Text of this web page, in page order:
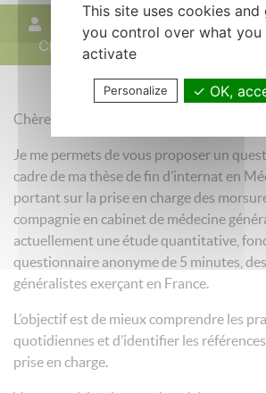
Clément
21 janvier 2026
Chère consœur, Cher confrère,
Je me permets de vous proposer un
cadre de ma thèse de fin d’internat en
portant sur la prise en charge des
compagnie en cabinet de médecine
actuellement une étude quantitative,
questionnaire anonyme de 5 minutes,
généralistes exerçant en France.
L’objectif est de mieux comprendre les
quotidiennes et d’identifier les
prise en charge.
This site uses cookies and
you control over what you
activate
Personalize OK,